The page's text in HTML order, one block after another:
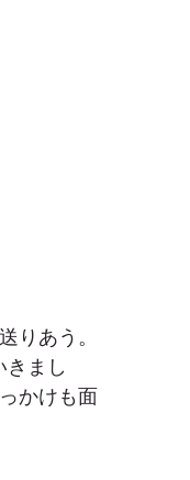
あう。
まし
かけも面